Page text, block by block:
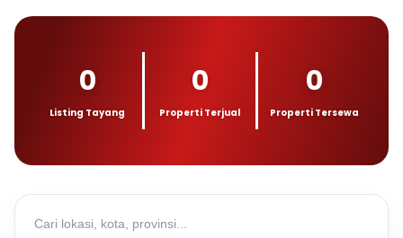
0
Listing Tayang
0
Properti Terjual
0
Properti Tersewa